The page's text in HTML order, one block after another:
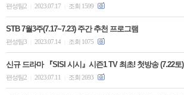
편성팀2 2023.07.17 조회 1599
STB 7월3주(7.17~7.23) 주간 추천 프로그램
편성팀3 2023.07.14 조회 1075
신규 드라마 『SISI 시시』시즌1 TV 최초! 첫방송 (7.22토)
편성팀2 2023.07.11 조회 2693